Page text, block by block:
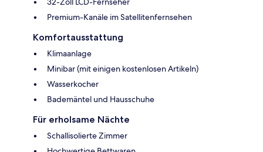
Premium-Kanäle im Satellitenfernsehen
Komfortausstattung
Klimaanlage
Minibar (mit einigen kostenlosen Artikeln)
Wasserkocher
Bademäntel und Hausschuhe
Für erholsame Nächte
Schallisolierte Zimmer